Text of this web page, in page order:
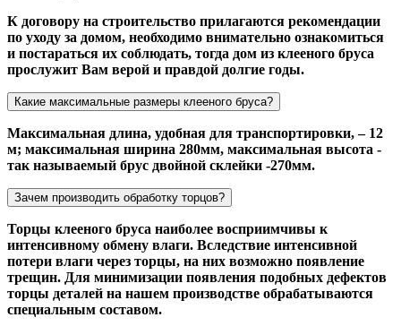
К договору на строительство прилагаются рекомендации
по уходу за домом, необходимо внимательно ознакомиться
и постараться их соблюдать, тогда дом из клееного бруса
прослужит Вам верой и правдой долгие годы.
Какие максимальные размеры клееного бруса?
Максимальная длина, удобная для транспортировки, – 12
м; максимальная ширина 280мм, максимальная высота -
так называемый брус двойной склейки -270мм.
Зачем производить обработку торцов?
Торцы клееного бруса наиболее восприимчивы к
интенсивному обмену влаги. Вследствие интенсивной
потери влаги через торцы, на них возможно появление
трещин. Для минимизации появления подобных дефектов
торцы деталей на нашем производстве обрабатываются
специальным составом.